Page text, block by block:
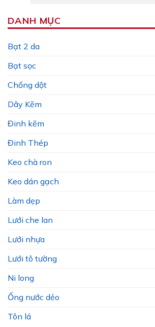
DANH MỤC
Bạt 2 da
Bạt sọc
Chống dột
Dây Kẽm
Đinh kẽm
Đinh Thép
Keo chà ron
Keo dán gạch
Làm dẹp
Lưới che lan
Lưới nhựa
Lưới tô tường
Ni long
Ống nước dẻo
Tôn lá